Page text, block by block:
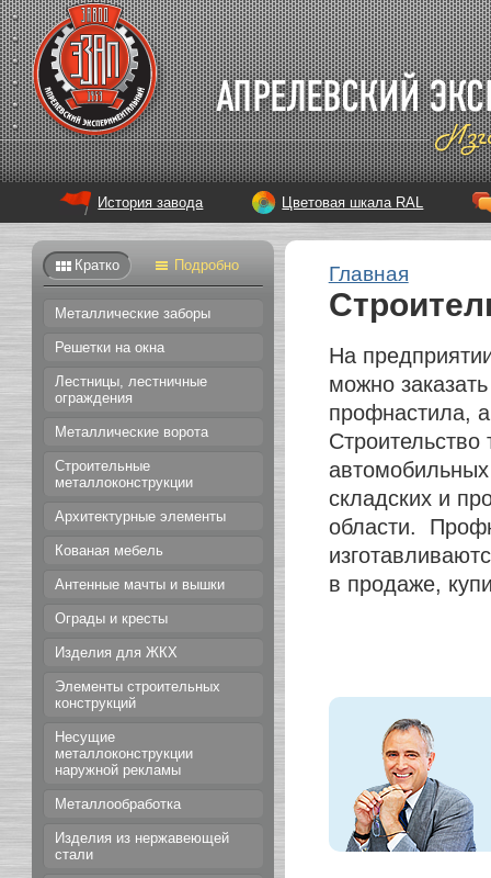
История завода Цветовая шкала RAL
Кратко Подробно
Металлические заборы
Решетки на окна
Лестницы, лестничные
ограждения
Металлические ворота
Строительные
металлоконструкции
Архитектурные элементы
Кованая мебель
Антенные мачты и вышки
Ограды и кресты
Изделия для ЖКХ
Элементы строительных
конструкций
Несущие
металлоконструкции
наружной рекламы
Металлообработка
Изделия из нержавеющей
стали
Главная
На
можно
профнастила,
Строительство
складских и
области.
в продаже,